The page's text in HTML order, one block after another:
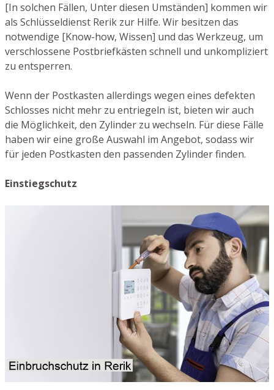
[In solchen Fällen, Unter diesen Umständen] kommen wir
als Schlüsseldienst Rerik zur Hilfe. Wir besitzen das
notwendige [Know-how, Wissen] und das Werkzeug, um
verschlossene Postbriefkästen schnell und unkompliziert
zu entsperren.
Wenn der Postkasten allerdings wegen eines defekten
Schlosses nicht mehr zu entriegeln ist, bieten wir auch
die Möglichkeit, den Zylinder zu wechseln. Für diese Fälle
haben wir eine große Auswahl im Angebot, sodass wir
für jeden Postkasten den passenden Zylinder finden.
Einstiegschutz